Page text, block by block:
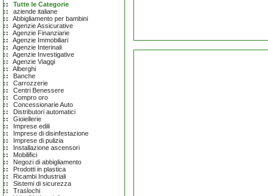
Tutte le Categorie
aziende italiane
Abbigliamento per bambini
Agenzie Assicurative
Agenzie Finanziarie
Agenzie Immobiliari
Agenzie Interinali
Agenzie Investigative
Agenzie Viaggi
Alberghi
Banche
Carrozzerie
Centri Benessere
Compro oro
Concessionarie Auto
Distributori automatici
Gioiellerie
Imprese edili
Imprese di disinfestazione
Imprese di pulizia
Installazione ascensori
Mobilifici
Negozi di abbigliamento
Prodotti in plastica
Ricambi Industriali
Sistemi di sicurezza
Traslochi